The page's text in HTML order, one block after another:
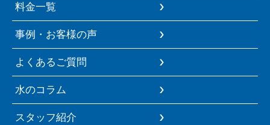
料金一覧
事例・お客様の声
よくあるご質問
水のコラム
スタッフ紹介